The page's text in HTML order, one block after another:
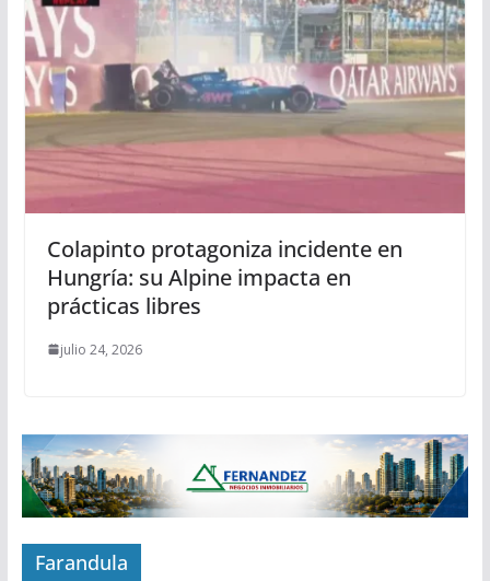
Colapinto protagoniza incidente en
Hungría: su Alpine impacta en
prácticas libres
julio 24, 2026
Farandula